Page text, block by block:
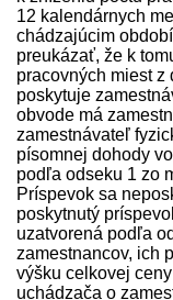
12 kalendárnych
chádzajúcim
preukázať, že k
pracovných miest z
poskytuje
obvode má
zamest­návateľ
písomnej dohody
podľa odseku 1 zo
Príspevok sa
poskytnutý
uzatvorená podľa
zamestnancov, ich
výšku celkovej
uchádzača o